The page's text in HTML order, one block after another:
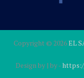
Copyright © 2026EL
Design by | by-